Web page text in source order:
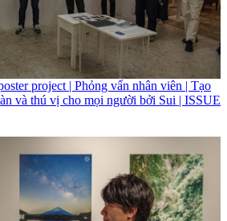
project | Phỏng vấn nhân viên | Tạo
và thú vị cho mọi người bởi Sui | ISSUE